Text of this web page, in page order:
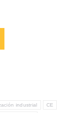
industrial CE